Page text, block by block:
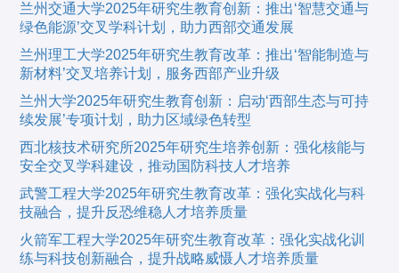
兰州交通大学2025年研究生教育创新：推出‘智慧交通与
绿色能源’交叉学科计划，助力西部交通发展
兰州理工大学2025年研究生教育改革：推出‘智能制造与
新材料’交叉培养计划，服务西部产业升级
兰州大学2025年研究生教育创新：启动‘西部生态与可持
续发展’专项计划，助力区域绿色转型
西北核技术研究所2025年研究生培养创新：强化核能与
安全交叉学科建设，推动国防科技人才培养
武警工程大学2025年研究生教育改革：强化实战化与科
技融合，提升反恐维稳人才培养质量
火箭军工程大学2025年研究生教育改革：强化实战化训
练与科技创新融合，提升战略威慑人才培养质量